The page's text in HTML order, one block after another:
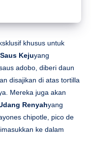
Chipotlepaha ayam
dengan arang lalu
disajikan dengan